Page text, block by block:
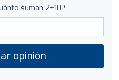
suman 2+10?
opinión